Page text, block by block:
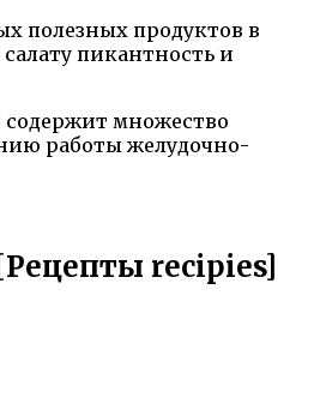
полезных продуктов в
пикантность и
содержит множество
работы желудочно-
recipies]